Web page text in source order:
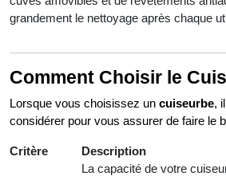
grandement le nettoyage après chaque
Comment Choisir le
Lorsque vous choisissez un cuiseurbe,
considérer pour vous assurer de faire le
Critère Description
La capacité de votre